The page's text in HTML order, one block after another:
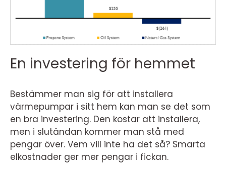
En investering för hemmet
Bestämmer man sig för att installera
värmepumpar i sitt hem kan man se det som
en bra investering. Den kostar att installera,
men i slutändan kommer man stå med
pengar över. Vem vill inte ha det så? Smarta
elkostnader ger mer pengar i fickan.